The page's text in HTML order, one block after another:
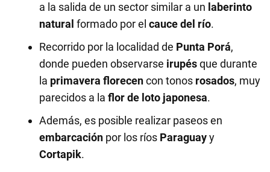
a la salida de un sector similar a un laberinto
natural formado por el cauce del río.
Recorrido por la localidad de Punta Porá,
donde pueden observarse irupésque durante
la primavera florecencon tonos rosados, muy
parecidos a la flor de loto japonesa.
Además, es posible realizar paseos en
embarcación por los ríos Paraguayy
Cortapik.